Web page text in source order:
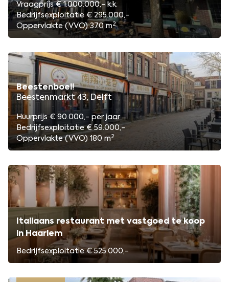
Vraagprijs € 1.000.000,- k.k.
Bedrijfsexploitatie € 295.000,-
Oppervlakte (VVO) 370 m2
Beestenboel!
Beestenmarkt 43, Delft
Huurprijs € 90.000,- per jaar
Bedrijfsexploitatie € 59.000,-
Oppervlakte (VVO) 180 m2
Italiaans restaurant met vastgoed te koop
in Haarlem
Bedrijfsexploitatie € 525.000,-